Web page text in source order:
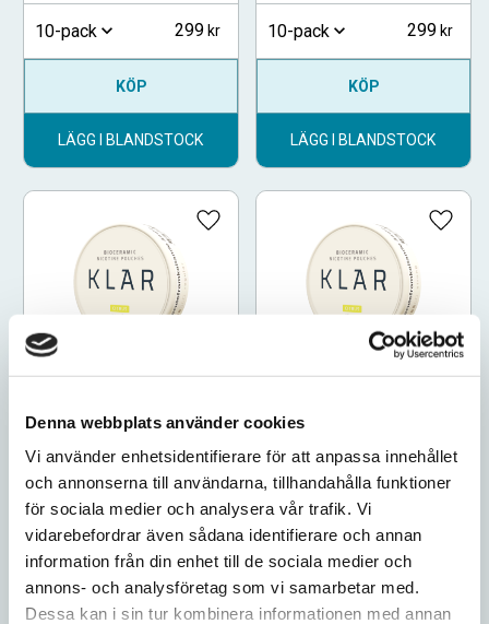
Denna webbplats använder cookies
Vi använder enhetsidentifierare för att anpassa innehållet
och annonserna till användarna, tillhandahålla funktioner
för sociala medier och analysera vår trafik. Vi
vidarebefordrar även sådana identifierare och annan
information från din enhet till de sociala medier och
annons- och analysföretag som vi samarbetar med.
Dessa kan i sin tur kombinera informationen med annan
10-pack 299
KÖP
LÄGG I BLANDSTOCK
10-pack 299
KÖP
LÄGG I BLANDSTOCK
Klar Citrus Mini Regular
Lägg till i favoriter
10-pack 299
Klar Citrus Mini Strong
Lägg
10-pack 299